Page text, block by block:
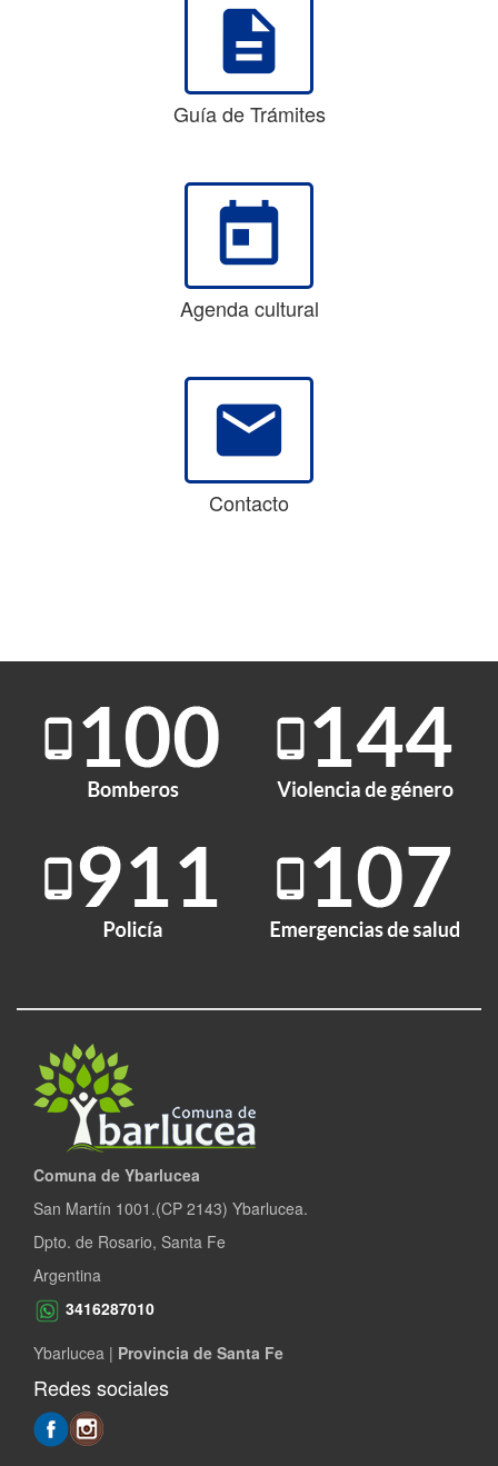
description
Guía de Trámites
today
Agenda cultural
email
Contacto
Comuna de Ybarlucea
San Martín 1001.(CP 2143) Ybarlucea.
Dpto. de Rosario, Santa Fe
Argentina
3416287010
Ybarlucea | Provincia de Santa Fe
Redes sociales